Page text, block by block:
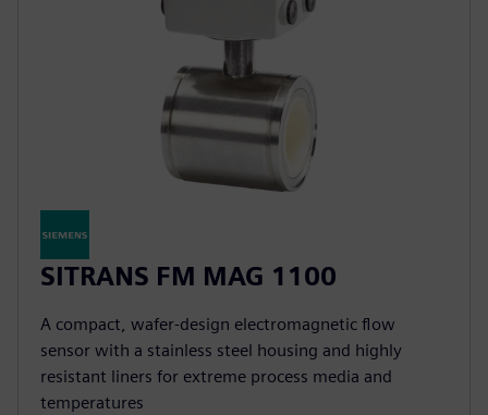
SITRANS FM MAG 1100
A compact, wafer-design electromagnetic flow
sensor with a stainless steel housing and highly
resistant liners for extreme process media and
temperatures